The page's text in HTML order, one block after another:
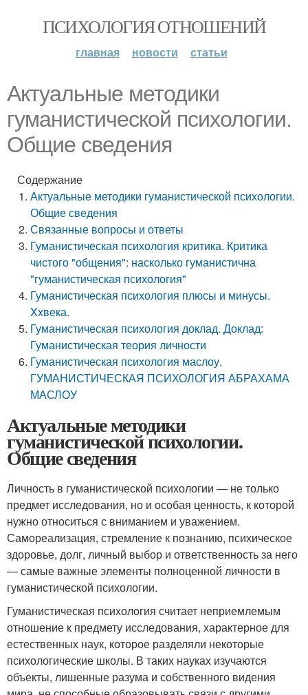
ПСИХОЛОГИЯ ОТНОШЕНИЙ
главная новости статьи
Актуальные методики
гуманистической психологии.
Общие сведения
Содержание
Актуальные методики гуманистической психологии.
Общие сведения
Связанные вопросы и ответы
Гуманистическая психология критика. Критика
чистого "общения": насколько гуманистична
"гуманистическая психология"
Гуманистическая психология плюсы и минусы.
Xxвека.
Гуманистическая психология доклад. Доклад:
Гуманистическая теория личности
Гуманистическая психология маслоу.
ГУМАНИСТИЧЕСКАЯ ПСИХОЛОГИЯ АБРАХАМА
МАСЛОУ
Актуальные методики
гуманистической психологии.
Общие сведения
Личность в гуманистической психологии — не только
предмет исследования, но и особая ценность, к которой
нужно относиться с вниманием и уважением.
Самореализация, стремление к познанию, психическое
здоровье, долг, личный выбор и ответственность за него
— самые важные элементы полноценной личности в
гуманистической психологии.
Гуманистическая психология считает неприемлемым
отношение к предмету исследования, характерное для
естественных наук, которое разделяли некоторые
психологические школы. В таких науках изучаются
объекты, лишенные разума и собственного видения